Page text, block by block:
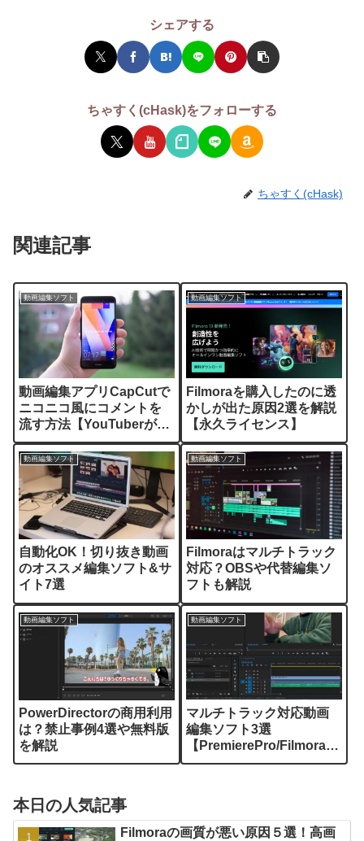
シェアする
ちゃすく(cHask)をフォローする
ちゃすく(cHask)
関連記事
動画編集ソフト
動画編集アプリCapCutで
ニコニコ風にコメントを
流す方法【YouTuberが解
説】
動画編集ソフト
Filmoraを購入したのに透
かしが出た原因2選を解説
【永久ライセンス】
動画編集ソフト
自動化OK！切り抜き動画
のオススメ編集ソフト&サ
イト7選
動画編集ソフト
Filmoraはマルチトラック
対応？OBSや代替編集ソ
フトも解説
動画編集ソフト
PowerDirectorの商用利用
は？禁止事例4選や無料版
を解説
動画編集ソフト
マルチトラック対応動画
編集ソフト3選
【PremierePro/Filmora/Fi
nalCutPro】
本日の人気記事
Filmoraの画質が悪い原因５選！高画